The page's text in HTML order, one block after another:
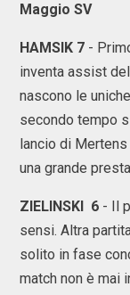
Maggio SV
HAMSIK 7 -
inventa assist
nascono le
secondo tempo
lancio di
una grande
ZIELINSKI 6 - Il
sensi. Altra
solito in fase
match non è mai